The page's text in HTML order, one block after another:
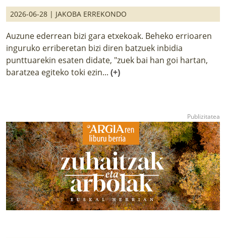
2026-06-28 | JAKOBA ERREKONDO
Auzune ederrean bizi gara etxekoak. Beheko errioaren
inguruko erriberetan bizi diren batzuek inbidia
punttuarekin esaten didate, "zuek bai han goi hartan,
baratzea egiteko toki ezin... (+)